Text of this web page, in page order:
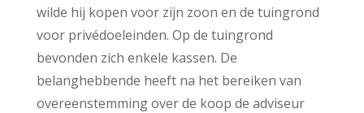
wilde hij kopen voor zijn zoon en de tuingrond
voor privédoeleinden. Op de tuingrond
bevonden zich enkele kassen. De
belanghebbende heeft na het bereiken van
overeenstemming over de koop de adviseur